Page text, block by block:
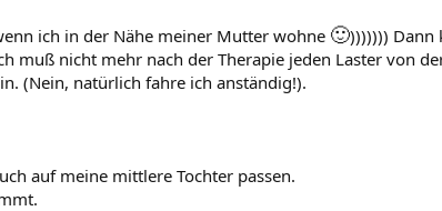
ich in der Nähe meiner Mutter wohne 🙂))))))) Dann
muß nicht mehr nach der Therapie jeden Laster von
(Nein, natürlich fahre ich anständig!).
auf meine mittlere Tochter passen.